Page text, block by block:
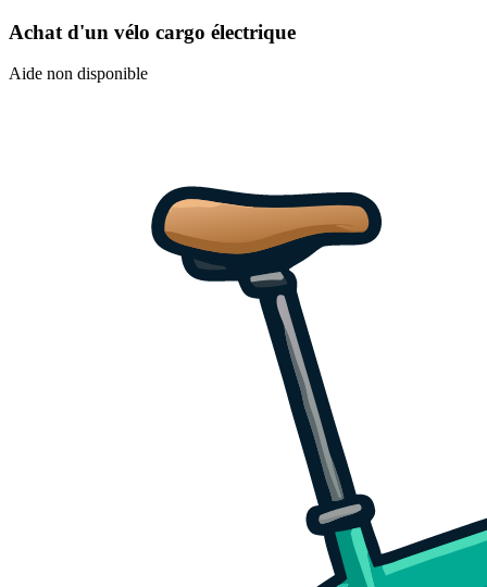
Achat d'un vélo cargo électrique
Aide non disponible